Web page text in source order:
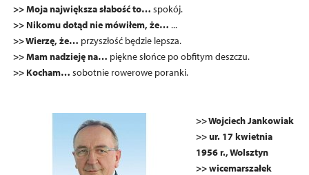
>> Moja największa słabość to… spokój.
>> Nikomu dotąd nie mówiłem, że… ...
>> Wierzę, że… przyszłość będzie lepsza.
>> Mam nadzieję na… piękne słońce po obfitym deszczu.
>> Kocham… sobotnie rowerowe poranki.
>> Wojciech Jankowiak
>> ur. 17 kwietnia
1956 r., Wolsztyn
>> wicemarszałek